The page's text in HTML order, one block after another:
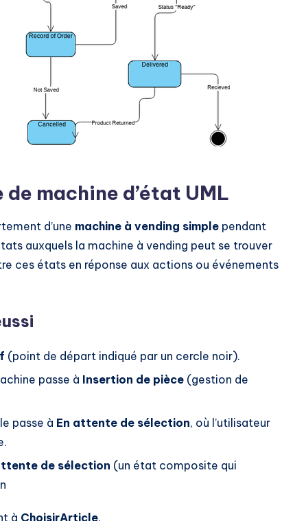
machine d’état UML
d’une machine à vending simple pendant
auxquels la machine à vending peut se trouver
ces états en réponse aux actions ou événements
(point de départ indiqué par un cercle noir).
passe à Insertion de pièce (gestion de
passe à En attente de sélection, où l’utilisateur
de sélection (un état composite qui
à ChoisirArticle.